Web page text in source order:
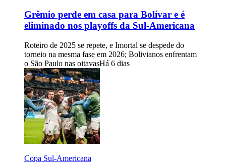
Grêmio perde em casa para Bolívar e é
eliminado nos playoffs da Sul-Americana
Roteiro de 2025 se repete, e Imortal se despede do
torneio na mesma fase em 2026; Bolivianos enfrentam
o São Paulo nas oitavasHá 6 dias
Copa Sul-Americana